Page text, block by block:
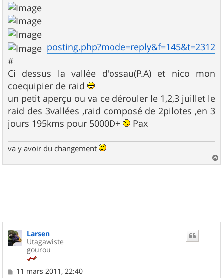
s
s
a
g
e
posting.php?mode=reply&f=145&t=2312
#
Ci dessus la vallée d'ossau(P.A) et nico mon
coequipier de raid
un petit aperçu ou va ce dérouler le 1,2,3 juillet le
raid des 3vallées ,raid composé de 2pilotes ,en 3
jours 195kms pour 5000D+
Pax
va y avoir du changement
a
Larsen
Utagawiste
gourou
M11 mars 2011, 22:40